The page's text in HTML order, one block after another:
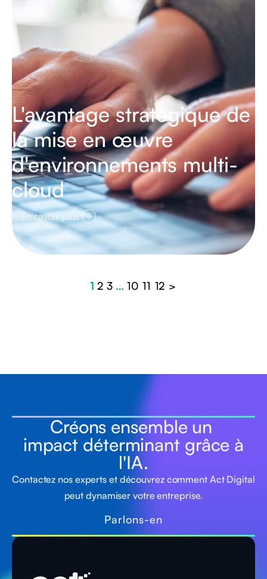
L'avantage stratégique de
la mise en œuvre
d'environnements multi-
cloud
En savoir plus
1 2 3 … 10 11 12 >
Créons ensemble un
impact déterminant grâce à
l'IA.
Contactez nos experts et découvrez comment Act Digital
peut dynamiser votre entreprise.
Parlons-en